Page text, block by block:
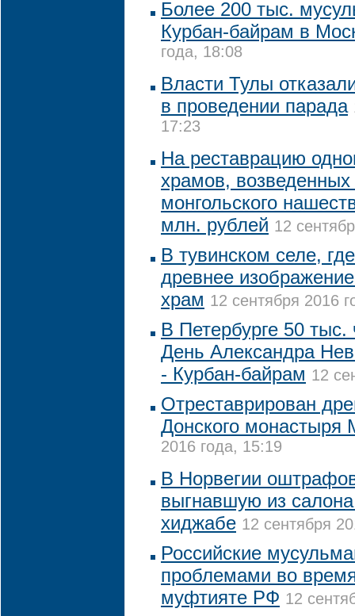
Более 200 тыс.
Курбан-байрам в
года, 18:08
Власти Тулы
в проведении парада
17:23
На реставрацию
храмов, возведенных
монгольского
млн. рублей 12
В тувинском селе,
древнее
храм 12 сентября 2016
В Петербурге 50 тыс.
День Александра
- Курбан-байрам 12
Отреставрирован
Донского
2016 года, 15:19
В Норвегии
выгнавшую из
хиджабе 12 сентября
Российские
проблемами во
муфтияте РФ 12